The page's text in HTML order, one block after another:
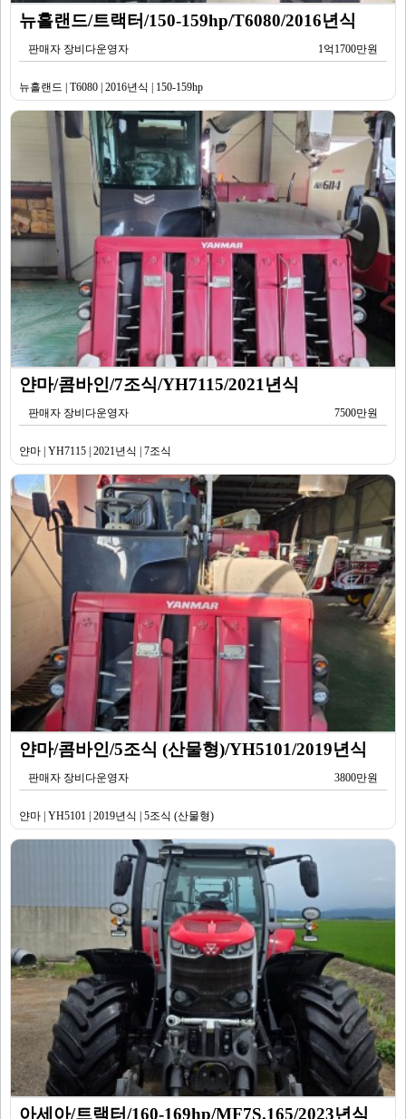
뉴홀랜드/트랙터/150-159hp/T6080/2016년식
판매자 장비다운영자 1억1700만원
뉴홀랜드 | T6080 | 2016년식 | 150-159hp
얀마/콤바인/7조식/YH7115/2021년식
판매자 장비다운영자 7500만원
얀마 | YH7115 | 2021년식 | 7조식
얀마/콤바인/5조식 (산물형)/YH5101/2019년식
판매자 장비다운영자 3800만원
얀마 | YH5101 | 2019년식 | 5조식 (산물형)
아세아/트랙터/160-169hp/MF7S.165/2023년식